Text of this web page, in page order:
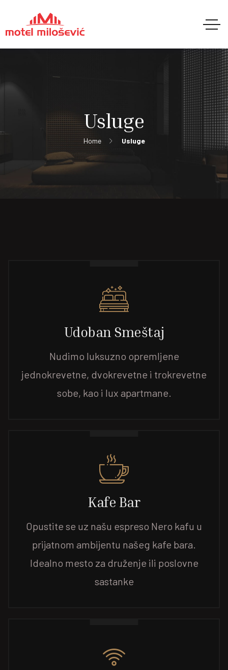
Usluge
Home Usluge
Udoban Smeštaj
Nudimo luksuzno opremljene
jednokrevetne, dvokrevetne i trokrevetne
sobe, kao i lux apartmane.
Kafe Bar
Opustite se uz našu espreso Nero kafu u
prijatnom ambijentu našeg kafe bara.
Idealno mesto za druženje ili poslovne
sastanke